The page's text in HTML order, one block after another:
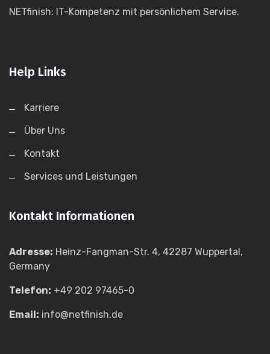
NETfinish: IT-Kompetenz mit persönlichem Service.
Help Links
Karriere
Über Uns
Kontakt
Services und Leistungen
Kontakt Informationen
Adresse: Heinz-Fangman-Str. 4, 42287 Wuppertal,
Germany
Telefon: +49 202 97465-0
Email: info@netfinish.de